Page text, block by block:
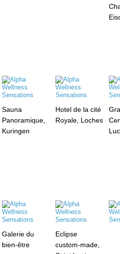
Sauna
Panoramique,
Kuringen
Hotel de la cité
Royale, Loches
Luc
Galerie du
bien-être
Eclipse
custom-made,